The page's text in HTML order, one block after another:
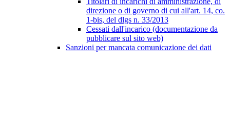
direzione o di governo di cui all'art. 14, co.
1-bis, del dlgs n. 33/2013
Cessati dall'incarico (documentazione da
pubblicare sul sito web)
Sanzioni per mancata comunicazione dei dati